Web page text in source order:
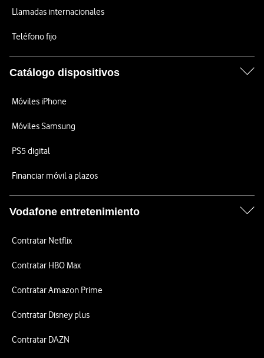
Llamadas internacionales
Teléfono fijo
Catálogo dispositivos
Móviles iPhone
Móviles Samsung
PS5 digital
Financiar móvil a plazos
Vodafone entretenimiento
Contratar Netflix
Contratar HBO Max
Contratar Amazon Prime
Contratar Disney plus
Contratar DAZN